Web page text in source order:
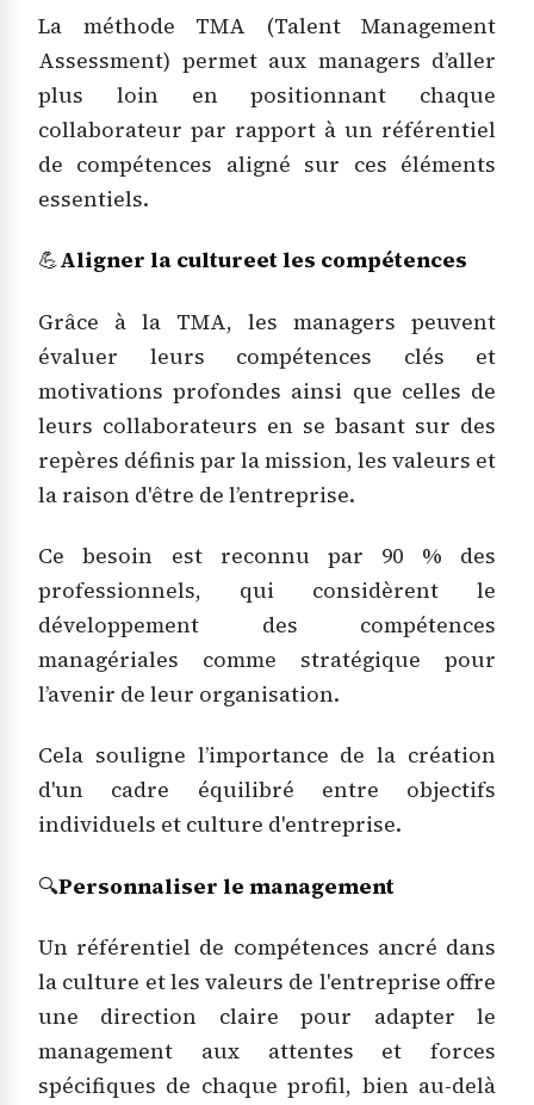
La méthode TMA (Talent Management
Assessment) permet aux managers d’aller
plus loin en positionnant chaque
collaborateur par rapport à un référentiel
de compétences aligné sur ces éléments
essentiels.
💪Aligner la cultureet les compétences
Grâce à la TMA, les managers peuvent
évaluer leurs compétences clés et
motivations profondes ainsi que celles de
leurs collaborateurs en se basant sur des
repères définis par la mission, les valeurs et
la raison d'être de l’entreprise.
Ce besoin est reconnu par 90 % des
professionnels, qui considèrent le
développement des compétences
managériales comme stratégique pour
l’avenir de leur organisation.
Cela souligne l’importance de la création
d'un cadre équilibré entre objectifs
individuels et culture d'entreprise.
🔍Personnaliser le management
Un référentiel de compétences ancré dans
la culture et les valeurs de l'entreprise offre
une direction claire pour adapter le
management aux attentes et forces
spécifiques de chaque profil, bien au-delà